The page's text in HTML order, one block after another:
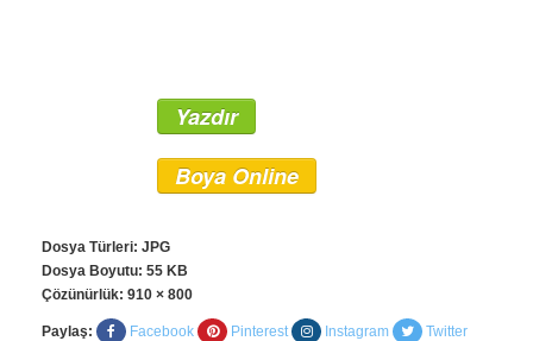
Yazdır
Boya Online
Dosya Türleri: JPG
Dosya Boyutu: 55 KB
Çözünürlük: 910 × 800
Paylaş: Facebook Pinterest Instagram Twitter